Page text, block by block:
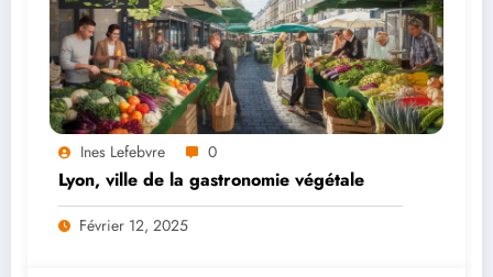
Ines Lefebvre 0
Lyon, ville de la gastronomie végétale
Février 12, 2025